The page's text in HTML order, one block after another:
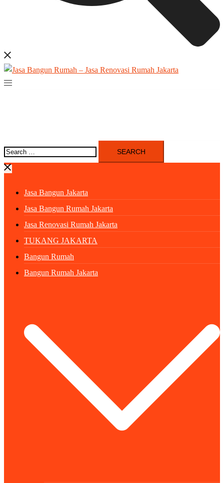
Search
for:
Jasa Bangun Jakarta
Jasa Bangun Rumah Jakarta
Jasa Renovasi Rumah Jakarta
TUKANG JAKARTA
Bangun Rumah
Bangun Rumah Jakarta